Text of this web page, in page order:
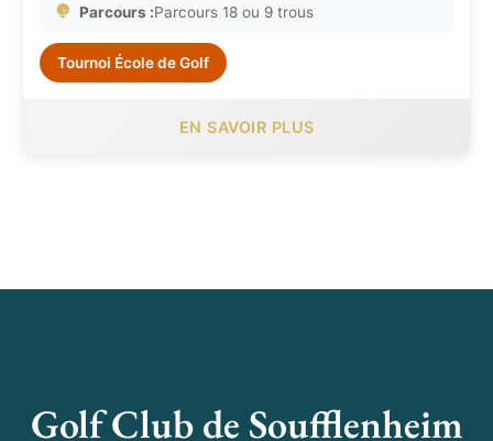
Parcours :Parcours 18 ou 9 trous
Tournoi École de Golf
EN SAVOIR PLUS
Golf Club de Soufflenheim